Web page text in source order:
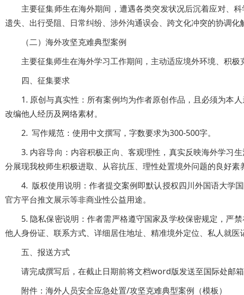
主要征集师生在海外期间，遭遇各类突发状况后沉着应对、
遗失、出行受阻、日常纠纷、涉外沟通误会、跨文化冲突的协调
（二）海外攻坚克难典型案例
主要征集师生在海外学习工作期间，主动适应境外环境、积
四、征集要求
1. 原创与真实性：所有案例均为作者原创作品，且必须为本
改编他人经历及网络素材。
2. 写作规范：使用中文撰写，字数要求为300-500字。
3. 内容导向：内容积极正向、客观理性，真实反映海外学习
分展现我校师生积极进取、从容抗压、理性处置境外问题的良好素
4. 版权使用说明：作者提交案例即默认授权四川外国语大学
官方平台推文展示等非商业性公益用途。
5. 隐私保密说明：作者需严格遵守国家及学校保密规定，严
他人身份证、联系方式、详细居住地址、精准境外定位、私人就医
五、报送方式
请完成撰写后，在截止日期前将文档word版发送至国际处
附件：海外人员安全应急处置/攻坚克难典型案例（模板）